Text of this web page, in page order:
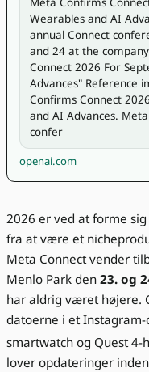
Wearables and AI
annual Connect
and 24 at the
Connect 2026 For
Advances" Reference
Confirms Connect
and AI Advances.
confer
openai.com
2026 er ved at forme
fra at være et
Meta Connect vender
Menlo Park den 23. og
har aldrig været højere.
datoerne i et
smartwatch og Quest 4-
lover opdateringer